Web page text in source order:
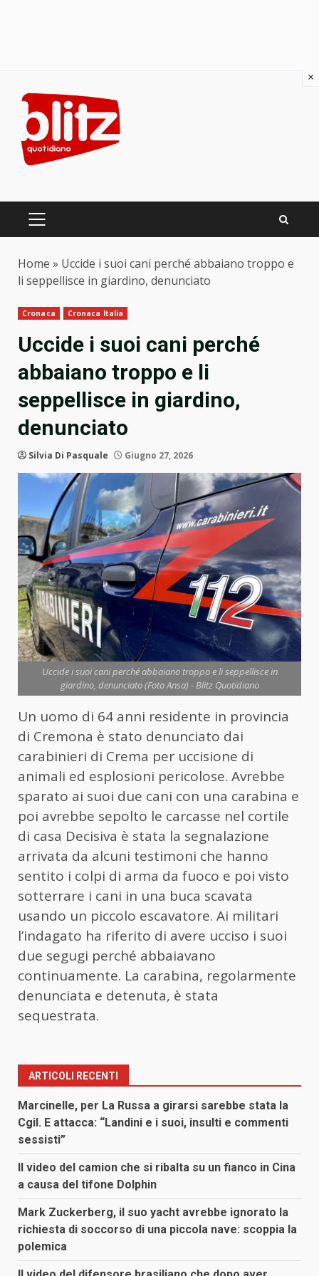
content
PRIMARY
Home » Uccide i suoi cani perché abbaiano troppo e
li seppellisce in giardino, denunciato
Cronaca Cronaca Italia
Uccide i suoi cani perché
abbaiano troppo e li
seppellisce in giardino,
denunciato
Silvia Di Pasquale Giugno 27, 2026
Uccide i suoi cani perché abbaiano troppo e li seppellisce in
giardino, denunciato (Foto Ansa) - Blitz Quotidiano
Un uomo di 64 anni residente in provincia
di Cremona è stato denunciato dai
carabinieri di Crema per uccisione di
animali ed esplosioni pericolose. Avrebbe
sparato ai suoi due cani con una carabina e
poi avrebbe sepolto le carcasse nel cortile
di casa Decisiva è stata la segnalazione
arrivata da alcuni testimoni che hanno
sentito i colpi di arma da fuoco e poi visto
sotterrare i cani in una buca scavata
usando un piccolo escavatore. Ai militari
l’indagato ha riferito di avere ucciso i suoi
due segugi perché abbaiavano
continuamente. La carabina, regolarmente
denunciata e detenuta, è stata
sequestrata.
ARTICOLI RECENTI
Marcinelle, per La Russa a girarsi sarebbe stata la
Cgil. E attacca: “Landini e i suoi, insulti e commenti
sessisti”
Il video del camion che si ribalta su un fianco in Cina
a causa del tifone Dolphin
Mark Zuckerberg, il suo yacht avrebbe ignorato la
richiesta di soccorso di una piccola nave: scoppia la
polemica
×